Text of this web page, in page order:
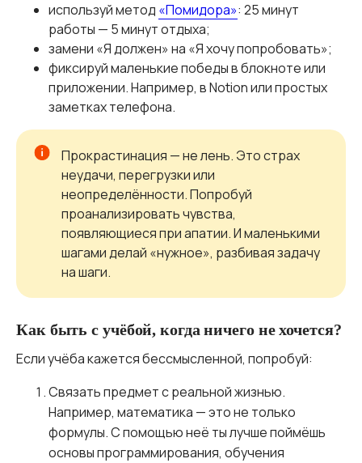
используй метод «Помидора»: 25 минут
работы — 5 минут отдыха;
замени «Я должен» на «Я хочу попробовать»;
фиксируй маленькие победы в блокноте или
приложении. Например, в Notion или простых
заметках телефона.
Прокрастинация — не лень. Это страх
неудачи, перегрузки или
неопределённости. Попробуй
проанализировать чувства,
появляющиеся при апатии. И маленькими
шагами делай «нужное», разбивая задачу
на шаги.
Как быть с учёбой, когда ничего не хочется?
Если учёба кажется бессмысленной, попробуй:
Связать предмет с реальной жизнью.
Например, математика — это не только
формулы. С помощью неё ты лучше поймёшь
основы программирования, обучения